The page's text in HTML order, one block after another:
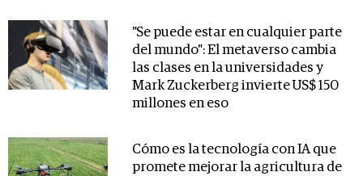
"Se puede estar en cualquier parte
del mundo": El metaverso cambia
las clases en la universidades y
Mark Zuckerberg invierte US$ 150
millones en eso
Cómo es la tecnología con IA que
promete mejorar la agricultura de